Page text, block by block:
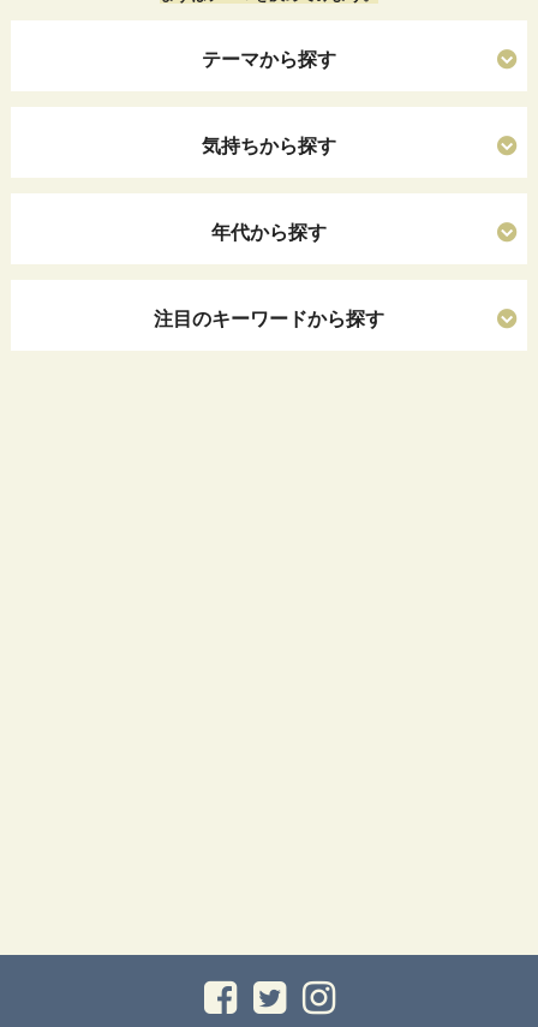
テーマから探す
気持ちから探す
年代から探す
注目のキーワードから探す